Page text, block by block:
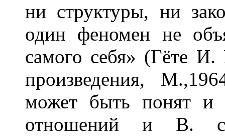
ни структуры, ни
один феномен не
самого себя» (Гёте
произведения,
может быть понят и
отношений и В. с